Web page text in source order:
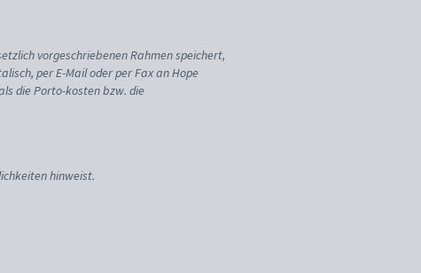
vorgeschriebenen Rahmen speichert,
per E-Mail oder per Fax an Hope
die Porto-kosten bzw. die
hinweist.